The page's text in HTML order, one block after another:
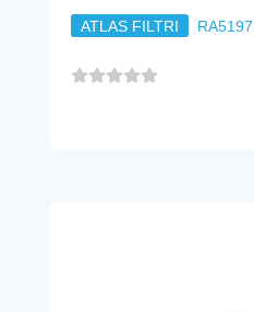
ATLAS FILTRI